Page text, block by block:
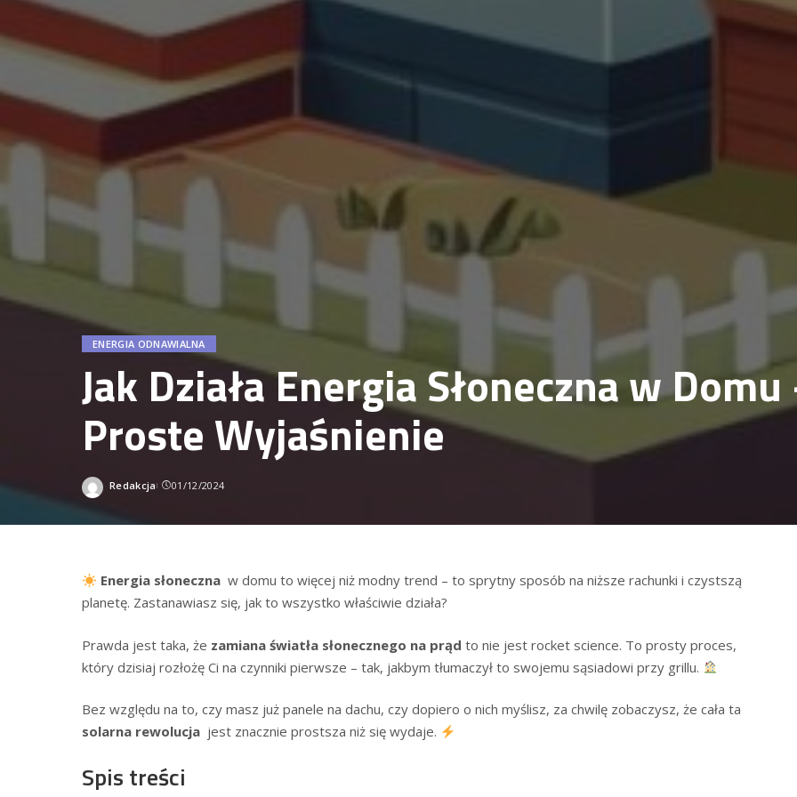
ENERGIA ODNAWIALNA
Jak Działa Energia Słoneczna w
Proste Wyjaśnienie
Wysłany
Redakcja 01/12/2024
Energia słoneczna ‍ w domu to więcej niż modny trend – to ‍sprytny sposób na niższe rachunki ⁣i czystszą
planetę. Zastanawiasz się, ⁣jak to wszystko właściwie⁢ działa?
Prawda jest taka, że zamiana światła słonecznego na prąd to ‌nie jest rocket science.⁤ To prosty ​proces,​
który dzisiaj rozłożę⁤ Ci ⁤na ​czynniki ‍pierwsze​ – tak, jakbym tłumaczył to swojemu ​sąsiadowi przy grillu.
Bez względu na to, czy masz ​już panele na dachu, czy dopiero o nich myślisz, ​za chwilę zobaczysz, że cała ta ​
solarna rewolucja ⁤ jest znacznie‌ prostsza niż ⁣się wydaje.
Spis treści